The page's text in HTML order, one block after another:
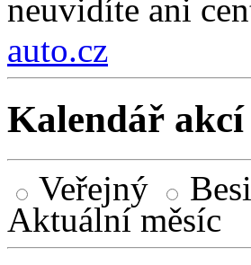
neuvidíte ani
auto.cz
Kalendář akcí
Veřejný
Aktuální měsíc